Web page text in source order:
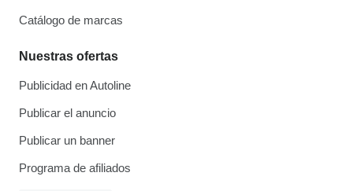
Catálogo de marcas
Nuestras ofertas
Publicidad en Autoline
Publicar el anuncio
Publicar un banner
Programa de afiliados